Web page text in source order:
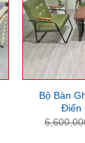
Bộ Bàn
Điển